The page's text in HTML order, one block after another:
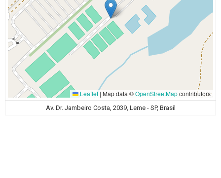
Leaflet | Map data ©OpenStreetMapcontributors
Av. Dr. Jambeiro Costa, 2039, Leme - SP, Brasil